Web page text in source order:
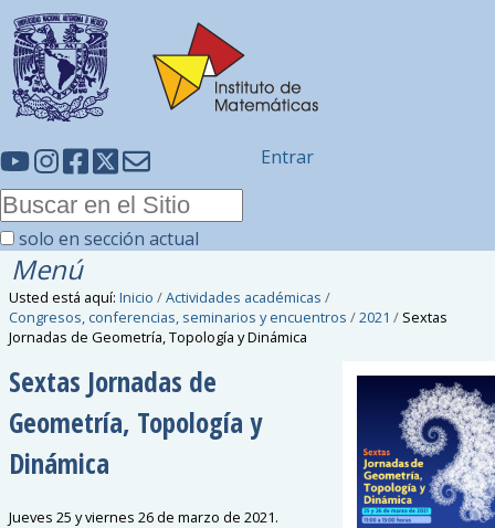
solo en sección actual
Entrar
Menú
Usted está aquí: Inicio /Actividades académicas /
Congresos, conferencias, seminarios y encuentros /2021 / Sextas
Jornadas de Geometría, Topología y Dinámica
Sextas Jornadas de
Geometría, Topología y
Dinámica
Jueves 25 y viernes 26 de marzo de 2021.